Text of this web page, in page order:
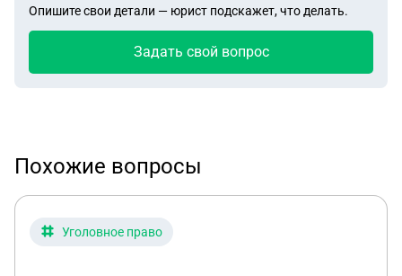
Опишите свои детали — юрист подскажет, что делать.
Задать свой вопрос
Похожие вопросы
Уголовное право